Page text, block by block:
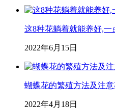
这8种花躺着就能养好,一
2022年6月15日
蝴蝶花的繁殖方法及注
2022年4月18日